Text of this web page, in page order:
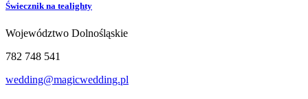
Świecznik na tealighty
Województwo Dolnośląskie
782 748 541
wedding@magicwedding.pl